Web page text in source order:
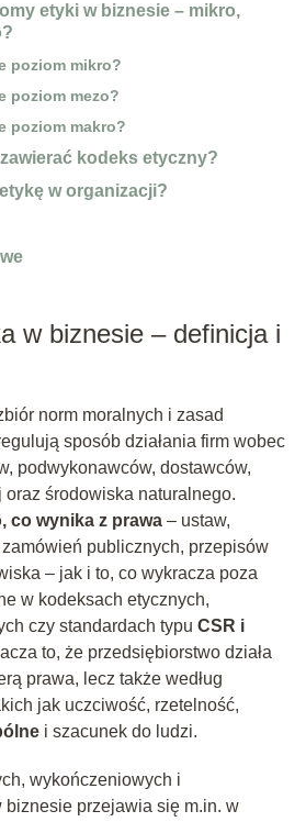
etyki w biznesie – mikro,
poziom mikro?
poziom mezo?
poziom makro?
kodeks etyczny?
w organizacji?
w biznesie – definicja i
norm moralnych i zasad
sposób działania firm wobec
podwykonawców, dostawców,
oraz środowiska naturalnego.
co wynika z prawa– ustaw,
publicznych, przepisów
– jak i to, co wykracza poza
w kodeksach etycznych,
czy standardach typu CSR i
to, że przedsiębiorstwo działa
prawa, lecz także według
jak uczciwość, rzetelność,
i szacunek do ludzi.
wykończeniowych i
biznesie przejawia się m.in. w